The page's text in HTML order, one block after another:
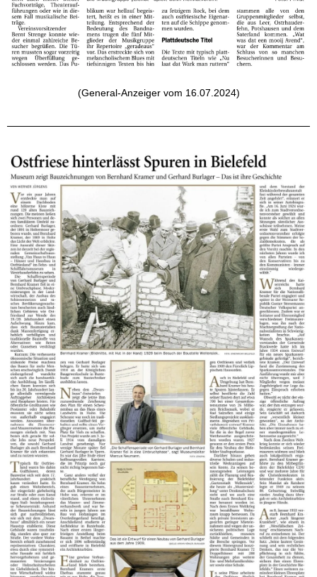
(General-Anzeiger vom 16.07.2024)